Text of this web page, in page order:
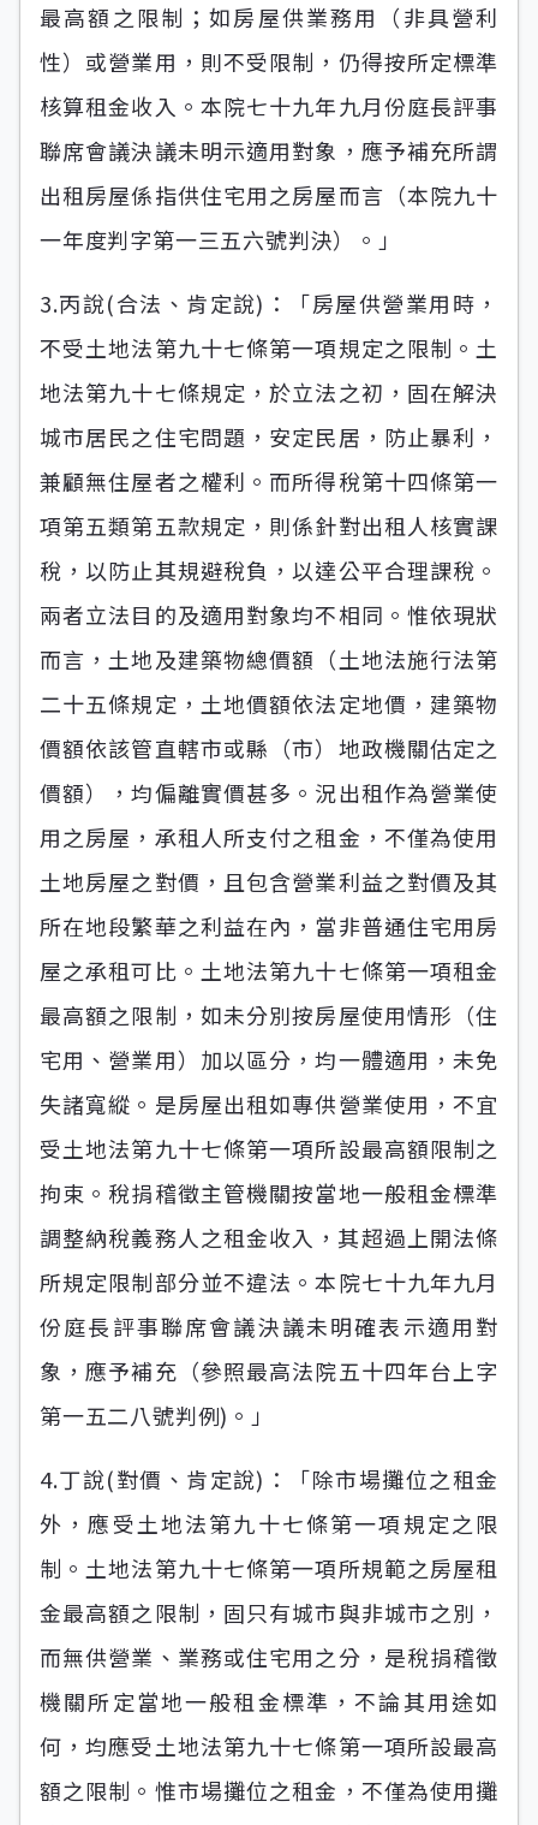
最高額之限制；如房屋供業務用（非具營利
性）或營業用，則不受限制，仍得按所定標準
核算租金收入。本院七十九年九月份庭長評事
聯席會議決議未明示適用對象，應予補充所謂
出租房屋係指供住宅用之房屋而言（本院九十
一年度判字第一三五六號判決）。」
3.丙說(合法、肯定說)：「房屋供營業用時，
不受土地法第九十七條第一項規定之限制。土
地法第九十七條規定，於立法之初，固在解決
城市居民之住宅問題，安定民居，防止暴利，
兼顧無住屋者之權利。而所得稅第十四條第一
項第五類第五款規定，則係針對出租人核實課
稅，以防止其規避稅負，以達公平合理課稅。
兩者立法目的及適用對象均不相同。惟依現狀
而言，土地及建築物總價額（土地法施行法第
二十五條規定，土地價額依法定地價，建築物
價額依該管直轄市或縣（市）地政機關估定之
價額），均偏離實價甚多。況出租作為營業使
用之房屋，承租人所支付之租金，不僅為使用
土地房屋之對價，且包含營業利益之對價及其
所在地段繁華之利益在內，當非普通住宅用房
屋之承租可比。土地法第九十七條第一項租金
最高額之限制，如未分別按房屋使用情形（住
宅用、營業用）加以區分，均一體適用，未免
失諸寬縱。是房屋出租如專供營業使用，不宜
受土地法第九十七條第一項所設最高額限制之
拘束。稅捐稽徵主管機關按當地一般租金標準
調整納稅義務人之租金收入，其超過上開法條
所規定限制部分並不違法。本院七十九年九月
份庭長評事聯席會議決議未明確表示適用對
象，應予補充（參照最高法院五十四年台上字
第一五二八號判例)。」
4.丁說(對價、肯定說)：「除市場攤位之租金
外，應受土地法第九十七條第一項規定之限
制。土地法第九十七條第一項所規範之房屋租
金最高額之限制，固只有城市與非城市之別，
而無供營業、業務或住宅用之分，是稅捐稽徵
機關所定當地一般租金標準，不論其用途如
何，均應受土地法第九十七條第一項所設最高
額之限制。惟市場攤位之租金，不僅為使用攤